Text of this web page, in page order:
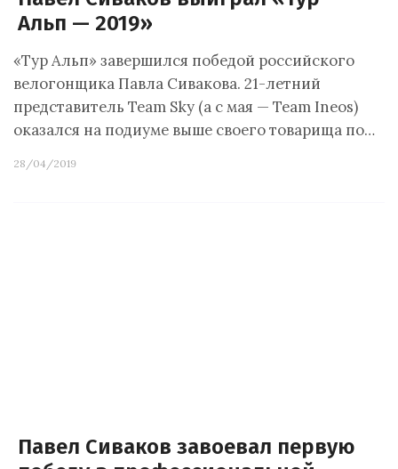
Альп — 2019»
«Тур Альп» завершился победой российского
велогонщика Павла Сивакова. 21-летний
представитель Team Sky (а с мая — Team Ineos)
оказался на подиуме выше своего товарища по…
28/04/2019
Павел Сиваков завоевал первую